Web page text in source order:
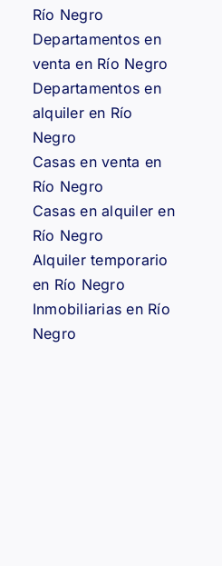
Río Negro
Departamentos en
venta en Río Negro
Departamentos en
alquiler en Río
Negro
Casas en venta en
Río Negro
Casas en alquiler en
Río Negro
Alquiler temporario
en Río Negro
Inmobiliarias en Río
Negro